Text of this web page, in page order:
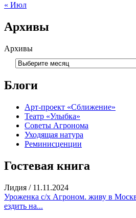
« Июл
Архивы
Архивы
Блоги
Арт-проект «Сближение»
Театр «Улыбка»
Советы Агронома
Уходящая натура
Реминисценции
Гостевая книга
Лидия / 11.11.2024
Уроженка с/х Агроном. живу в
ездить на...